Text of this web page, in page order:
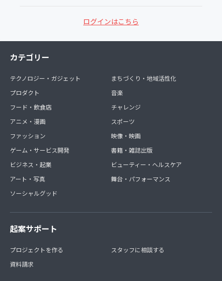
ログインはこちら
カテゴリー
テクノロジー・ガジェット
プロダクト
フード・飲食店
アニメ・漫画
ファッション
ゲーム・サービス開発
ビジネス・起業
アート・写真
ソーシャルグッド
まちづくり・地域活性化
音楽
チャレンジ
スポーツ
映像・映画
書籍・雑誌出版
ビューティー・ヘルスケア
舞台・パフォーマンス
起案サポート
プロジェクトを作る
資料請求
スタッフに相談する